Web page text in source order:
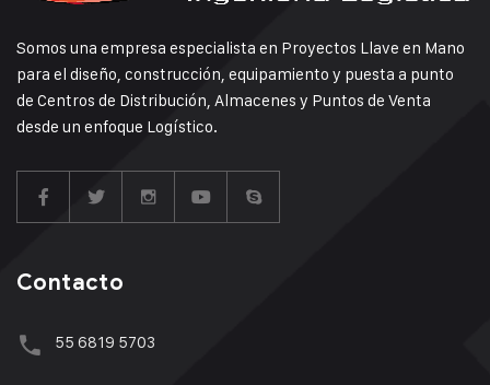
Somos una empresa especialista en Proyectos Llave en Mano
para el diseño, construcción, equipamiento y puesta a punto
de Centros de Distribución, Almacenes y Puntos de Venta
desde un enfoque Logístico.
Contacto
55 6819 5703